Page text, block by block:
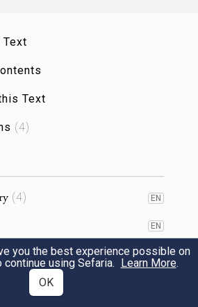
male and female of each
Thereupon he said: all
caused to fall [an
upon him] (
1 מצלעותיו.מִסְּטָרָיו, כְּמוֹ
), זֶהוּ שֶׁאָמְרוּ
Text
(4)
(4) EN
EN
EN
you the best experience possible on
continue using Sefaria. Learn More.
OK